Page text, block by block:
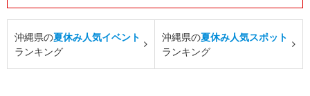
沖縄県の夏休み人気イベント
ランキング
沖縄県の夏休み人気スポット
ランキング